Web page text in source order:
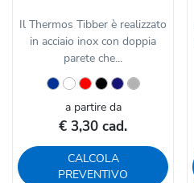
Il Thermos Tibber è realizzato
in acciaio inox con doppia
parete che...
a partire da
€ 3,30 cad.
CALCOLA
PREVENTIVO